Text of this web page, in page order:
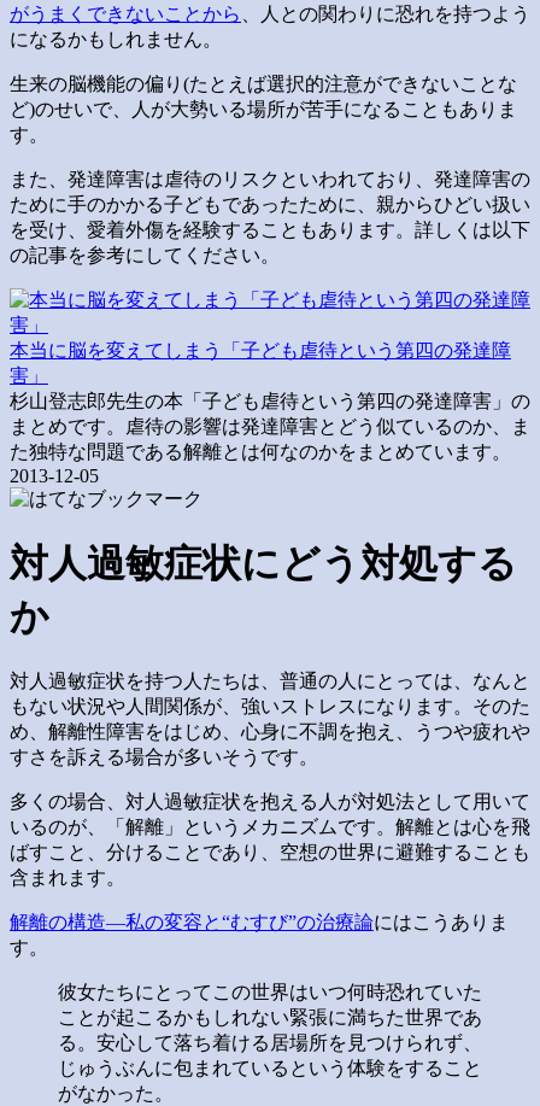
がうまくできないことから
、人との関わりに恐れを持つよう
になるかもしれません。
生来の脳機能の偏り(たとえば選択的注意ができないことな
ど)のせいで、人が大勢いる場所が苦手になることもありま
す。
また、発達障害は虐待のリスクといわれており、発達障害の
ために手のかかる子どもであったために、親からひどい扱い
を受け、愛着外傷を経験することもあります。詳しくは以下
の記事を参考にしてください。
本当に脳を変えてしまう「子ども虐待という第四の発達障
害」
杉山登志郎先生の本「子ども虐待という第四の発達障害」の
まとめです。虐待の影響は発達障害とどう似ているのか、ま
た独特な問題である解離とは何なのかをまとめています。
2013-12-05
対人過敏症状にどう対処する
か
対人過敏症状を持つ人たちは、普通の人にとっては、なんと
もない状況や人間関係が、強いストレスになります。そのた
め、解離性障害をはじめ、心身に不調を抱え、うつや疲れや
すさを訴える場合が多いそうです。
多くの場合、対人過敏症状を抱える人が対処法として用いて
いるのが、「解離」というメカニズムです。解離とは心を飛
ばすこと、分けることであり、空想の世界に避難することも
含まれます。
解離の構造―私の変容と“むすび”の治療論にはこうありま
す。
彼女たちにとってこの世界はいつ何時恐れていた
ことが起こるかもしれない緊張に満ちた世界であ
る。安心して落ち着ける居場所を見つけられず、
じゅうぶんに包まれているという体験をすること
がなかった。